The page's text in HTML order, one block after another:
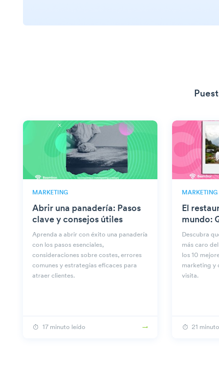
MARKETING
Abrir una panadería: Pasos
clave y consejos útiles
Aprenda a abrir con éxito una panadería
con los pasos esenciales,
consideraciones sobre costes, errores
comunes y estrategias eficaces para
atraer clientes.
17 minuto leído
MARKETING
El
mundo:
Descubra
más caro
los 10
marketing y
visita.
21